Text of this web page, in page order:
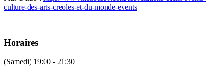
culture-des-arts-creoles-et-du-monde-events
Horaires
(Samedi) 19:00 - 21:30